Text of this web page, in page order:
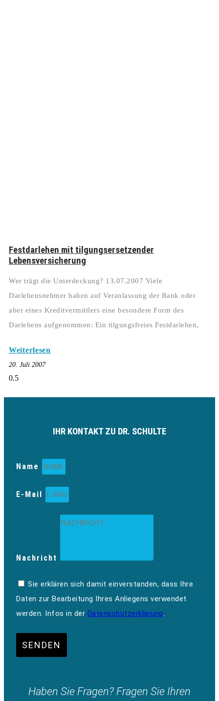
Festdarlehen mit tilgungsersetzender
Lebensversicherung
Wer trägt die Unterdeckung? 13.07.2007 Viele
Darlehensnehmer haben auf Veranlassung der Bank oder
aber eines Kreditvermittlers eine besondere Form des
Darlehens aufgenommen: Ein tilgungsfreies Festdarlehen,
Weiterlesen
20. Juli 2007
IHR KONTAKT ZU DR. SCHULTE
Name
E-Mail
Nachricht
Sie erklären sich damit einverstanden, dass Ihre
Daten zur Bearbeitung Ihres Anliegens verwendet
werden. Infos in der Datenschutzerklärung.
SENDEN
Haben Sie Fragen? Fragen Sie Ihren